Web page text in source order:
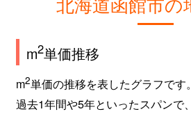
m2単価推移
m2単価の推移を表したグラフです。
過去1年間や5年といったスパンで